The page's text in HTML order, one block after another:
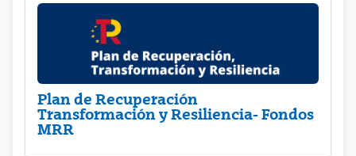
Plan de Recuperación
Transformación y Resiliencia- Fondos
MRR